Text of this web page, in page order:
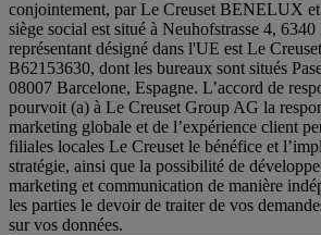
conjointement, par Le Creuset BENELUX
siège social est situé à Neuhofstrasse 4, 6340
représentant désigné dans l'UE est Le
B62153630, dont les bureaux sont situés
08007 Barcelone, Espagne. L’accord de
pourvoit (a) à Le Creuset Group AG la
marketing globale et de l’expérience client
filiales locales Le Creuset le bénéfice et
stratégie, ainsi que la possibilité de
marketing et communication de manière
les parties le devoir de traiter de vos
sur vos données.